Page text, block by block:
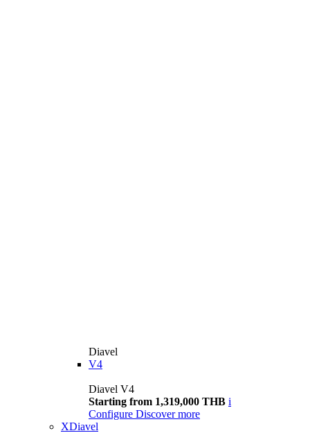
Diavel
V4
Diavel V4
Starting from 1,319,000 THB i
Configure Discover more
XDiavel